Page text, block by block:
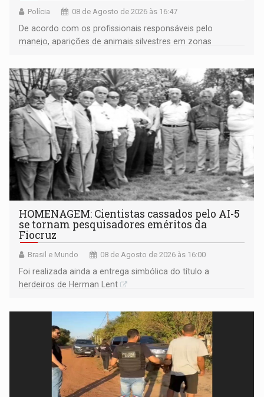
Polícia 08 de Agosto de 2026 às 16:47
De acordo com os profissionais responsáveis pelo
manejo, aparições de animais silvestres em zonas
HOMENAGEM: Cientistas cassados pelo AI-5
se tornam pesquisadores eméritos da
Fiocruz
Brasil e Mundo 08 de Agosto de 2026 às 16:00
Foi realizada ainda a entrega simbólica do título a
herdeiros de Herman Lent